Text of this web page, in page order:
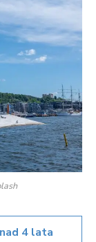
4 lata